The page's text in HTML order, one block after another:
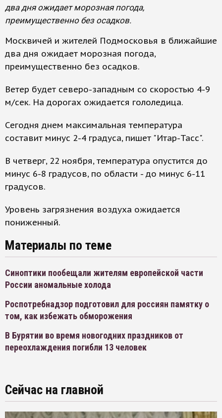
два дня ожидает морозная погода,
преимущественно без осадков.
Москвичей и жителей Подмосковья в ближайшие
два дня ожидает морозная погода,
преимущественно без осадков.
Ветер будет северо-западным со скоростью 4-9
м/сек. На дорогах ожидается гололедица.
Сегодня днем максимальная температура
составит минус 2-4 градуса, пишет "Итар-Тасс".
В четверг, 22 ноября, температура опустится до
минус 6-8 градусов, по области - до минус 6-11
градусов.
Уровень загрязнения воздуха ожидается
пониженный.
Материалы по теме
Синоптики пообещали жителям европейской части
России аномальные холода
Роспотребнадзор подготовил для россиян памятку о
том, как избежать обморожения
В Бурятии во время новогодних праздников от
переохлаждения погибли 13 человек
Сейчас на главной